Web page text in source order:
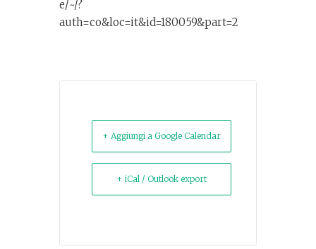
e/~/?
auth=co&loc=it&id=180059&part=2
+ Aggiungi a Google Calendar
+ iCal / Outlook export